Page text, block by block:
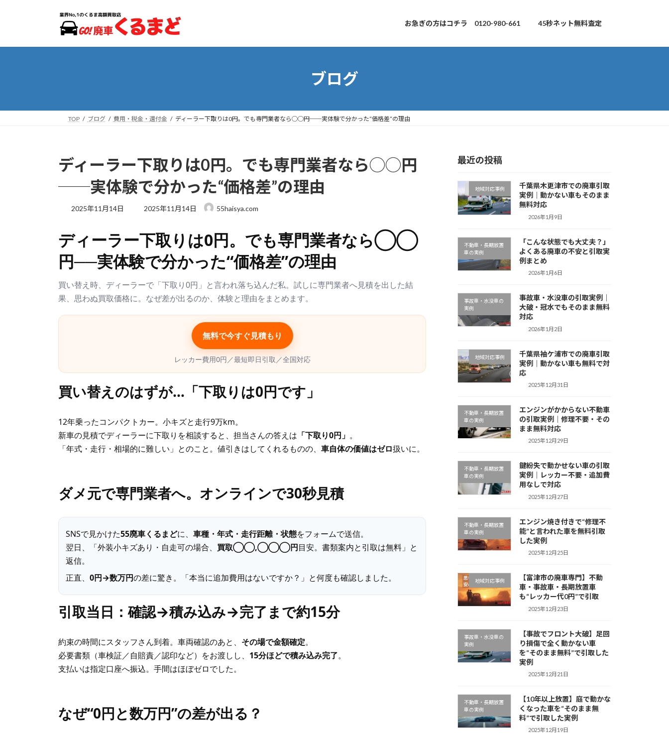
プ
動
お急ぎの方はコチラ 0120-980-661 45秒ネット無料査定
ブログ
TOP ブログ 費用・税金・還付金 ディーラー下取りは0円。でも専門業者なら◯◯円──実体験で分かった“価格差”の理由
ディーラー下取りは0円。でも専門業者なら◯◯円
──実体験で分かった“価格差”の理由
2025年11月14日
最
新
日
時
:
2025年11月14日 55haisya.com
ディーラー下取りは0円。でも専門業者なら◯◯
円──実体験で分かった“価格差”の理由
買い替え時、ディーラーで「下取り0円」と言われ落ち込んだ私。試しに専門業者へ見積を出した結
果、思わぬ買取価格に。なぜ差が出るのか、体験と理由をまとめます。
無料で今すぐ見積もり
レッカー費用0円／最短即日引取／全国対応
買い替えのはずが…「下取りは0円です」
12年乗ったコンパクトカー。小キズと走行9万km。
新車の見積でディーラーに下取りを相談すると、担当さんの答えは 「下取り0円」 。
「年式・走行・相場的に難しい」とのこと。値引きはしてくれるものの、 車自体の価値はゼロ扱いに。
ダメ元で専門業者へ。オンラインで30秒見積
SNSで見かけた55廃車くるまどに、 車種・年式・走行距離・状態をフォームで送信。
翌日、「外装小キズあり・自走可の場合、 買取◯◯,◯◯◯円目安。書類案内と引取は無料」と
返信。
正直、 0円→数万円の差に驚き。「本当に追加費用はないですか？」と何度も確認しました。
引取当日：確認→積み込み→完了まで約15分
約束の時間にスタッフさん到着。車両確認のあと、 その場で金額確定。
必要書類（車検証／自賠責／認印など）をお渡しし、 15分ほどで積み込み完了。
支払いは指定口座へ振込。手間はほぼゼロでした。
なぜ“0円と数万円”の差が出る？
最近の投稿
地域対応事例
千葉県木更津市での廃車引取
実例｜動かない車もそのまま
無料対応
2026年1月9日
不動車・長期放置
車の実例
「こんな状態でも大丈夫？」
よくある廃車の不安と引取実
例まとめ
2026年1月6日
事故車・水没車の
実例
事故車・水没車の引取実例｜
大破・冠水でもそのまま無料
対応
2026年1月2日
地域対応事例
千葉県袖ケ浦市での廃車引取
実例｜動かない車も無料で対
応
2025年12月31日
不動車・長期放置
車の実例
エンジンがかからない不動車
の引取実例｜修理不要・その
まま無料対応
2025年12月29日
不動車・長期放置
車の実例
鍵紛失で動かせない車の引取
実例｜レッカー不要・追加費
用なしで対応
2025年12月27日
不動車・長期放置
車の実例
エンジン焼き付きで“修理不
能”と言われた車を無料引取
した実例
2025年12月25日
地域対応事例
【富津市の廃車専門】不動
車・事故車・長期放置車
も“レッカー代0円”で引取
2025年12月23日
事故車・水没車の
実例
【事故でフロント大破】足回
り損傷で全く動かない車
を“そのまま無料”で引取した
実例
2025年12月21日
不動車・長期放置
車の実例
【10年以上放置】庭で動かな
くなった車を“そのまま無
料”で引取した実例
2025年12月19日